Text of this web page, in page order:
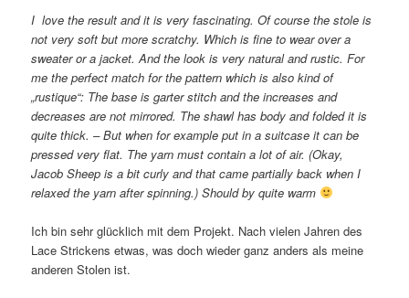
I love the result and it is very fascinating. Of course the stole is
not very soft but more scratchy. Which is fine to wear over a
sweater or a jacket. And the look is very natural and rustic. For
me the perfect match for the pattern which is also kind of
„rustique“: The base is garter stitch and the increases and
decreases are not mirrored. The shawl has body and folded it is
quite thick. – But when for example put in a suitcase it can be
pressed very flat. The yarn must contain a lot of air. (Okay,
Jacob Sheep is a bit curly and that came partially back when I
relaxed the yarn after spinning.) Should by quite warm
Ich bin sehr glücklich mit dem Projekt. Nach vielen Jahren des
Lace Strickens etwas, was doch wieder ganz anders als meine
anderen Stolen ist.